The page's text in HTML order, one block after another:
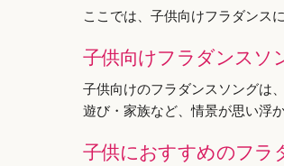
ここでは、子供向けフラダンス
子供向けフラダンスソ
子供向けのフラダンスソングは
遊び・家族など、情景が思い浮
子供におすすめのフラ